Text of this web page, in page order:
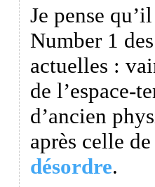
Je pense
Number 1
actuelles :
de l’espace-
d’ancien
après celle
désordre.